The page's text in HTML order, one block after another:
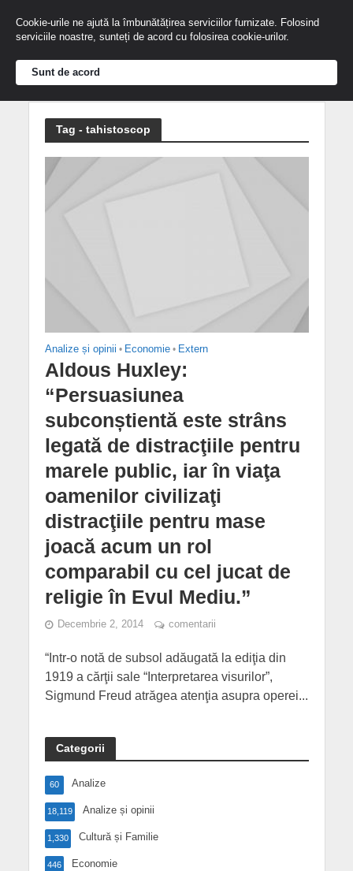
Tag - tahistoscop
Analize și opinii • Economie • Extern
Aldous Huxley:
“Persuasiunea
subconștientă este strâns
legată de distracţiile pentru
marele public, iar în viaţa
oamenilor civilizaţi
distracţiile pentru mase
joacă acum un rol
comparabil cu cel jucat de
religie în Evul Mediu.”
Decembrie 2, 2014 comentarii
“Intr-o notă de subsol adăugată la ediţia din
1919 a cărţii sale “Interpretarea visurilor”,
Sigmund Freud atrăgea atenţia asupra operei...
Categorii
Analize
60
Analize și opinii
18,119
Cultură și Familie
1,330
Economie
446
Cookie-urile ne ajută la îmbunătățirea serviciilor furnizate. Folosind
serviciile noastre, sunteți de acord cu folosirea cookie-urilor.
Sunt de acord